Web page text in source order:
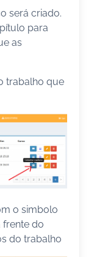
será criado.
para
as
trabalho que
o simbolo
frente do
do trabalho